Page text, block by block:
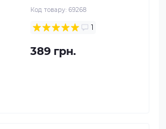
Код товару: 69268
1
389 грн.